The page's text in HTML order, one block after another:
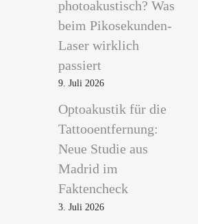
photoakustisch? Was
beim Pikosekunden-
Laser wirklich
passiert
9. Juli 2026
Optoakustik für die
Tattooentfernung:
Neue Studie aus
Madrid im
Faktencheck
3. Juli 2026